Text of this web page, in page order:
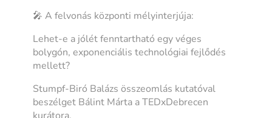
🎤 A felvonás központi mélyinterjúja:
Lehet-e a jólét fenntartható egy véges
bolygón, exponenciális technológiai fejlődés
mellett?
Stumpf-Biró Balázs összeomlás kutatóval
beszélget Bálint Márta a TEDxDebrecen